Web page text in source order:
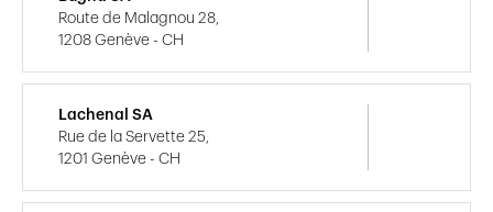
Route de Malagnou 28,
1208 Genève - CH
Lachenal SA
Rue de la Servette 25,
1201 Genève - CH